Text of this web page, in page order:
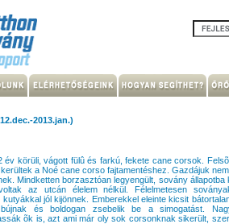
2013.jan.)
év körüli, vágott fülû és farkú, fekete cane corsok.
a Noé cane corso fajtamentéshez. Gazdájuk
Mindketten borzasztóan legyengült, sovány állapotba
az utcán élelem nélkül. Félelmetesen
kutyákkal jól kijönnek. Emberekkel eleinte kicsit
és boldogan zsebelik be a simogatást.
õk is, azt ami már oly sok corsonknak sikerült,